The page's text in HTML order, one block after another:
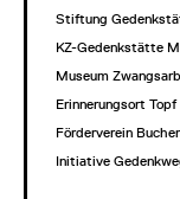
Stiftung
KZ-Gedenkstätte
Museum
Erinnerungsort
Förderverein
Initiative